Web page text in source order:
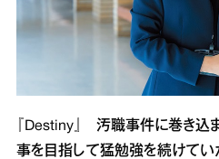
『Destiny』 汚職事件に巻き込
事を目指して猛勉強を続けてい